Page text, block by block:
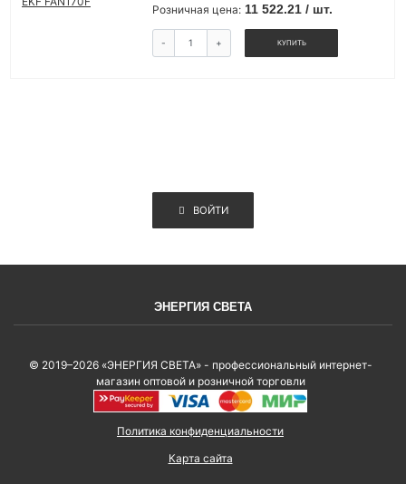
Розничная цена: 11 522.21 / шт.
- + КУПИТЬ
ВОЙТИ
ЭНЕРГИЯ СВЕТА
© 2019–2026 «ЭНЕРГИЯ СВЕТА» - профессиональный интернет-
магазин оптовой и розничной торговли
Политика конфиденциальности
Карта сайта